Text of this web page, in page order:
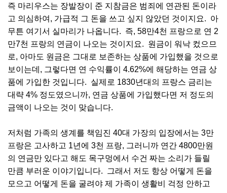
즉 마리우스는 장발장이 준 지참금은 범죄에 연관된 돈이라
고 의심하여, 가급적 그 돈을 쓰고 싶지 않았던 것이지요. 아
무튼 여기서 실마리가 나옵니다. 즉, 58만4천 프랑으로 연 2
만7천 프랑의 연금이 나오는 것이지요. 원금이 워낙 컸으므
로, 아마도 원금은 그대로 보존하는 상품에 가입했을 것으로
보이는데, 그렇다면 연 수익률이 4.62%에 해당하는 연금 상
품에 가입한 것입니다. 실제로 1830년대의 프랑스 금리는
대략 4% 정도였으니까, 연금 상품에 가입했다면 저 정도의
금액이 나오는 것이 맞습니다.
저처럼 가족의 생계를 책임진 40대 가장의 입장에서는 3만
프랑은 고사하고 1년에 3천 프랑, 그러니까 연간 4800만원
의 연금만 있다고 해도 목구멍에서 수건 짜는 소리가 들릴
만큼 부러운 이야기입니다. 그래서 저도 항상 어떻게 돈을
모으고 어떻게 돈을 굴려야 제 가족이 생활비 걱정 안하고